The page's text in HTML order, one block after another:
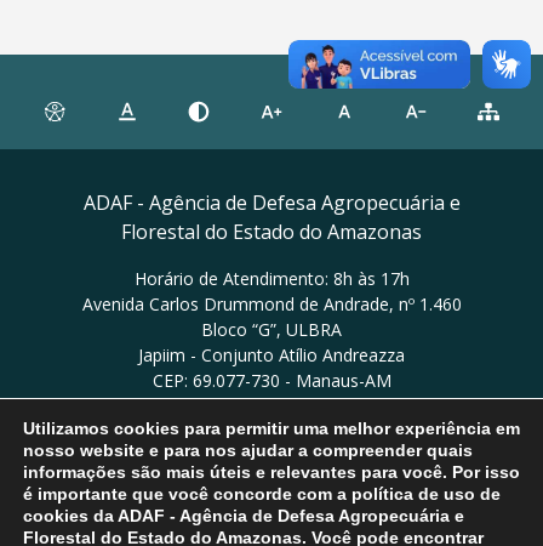
ADAF - Agência de Defesa Agropecuária e
Florestal do Estado do Amazonas
Horário de Atendimento: 8h às 17h
Avenida Carlos Drummond de Andrade, nº 1.460
Bloco “G”, ULBRA
Japiim - Conjunto Atílio Andreazza
CEP: 69.077-730 - Manaus-AM
Ver no mapa
Utilizamos cookies para permitir uma melhor experiência em
nosso website e para nos ajudar a compreender quais
informações são mais úteis e relevantes para você. Por isso
é importante que você concorde com a política de uso de
cookies da ADAF - Agência de Defesa Agropecuária e
Florestal do Estado do Amazonas. Você pode encontrar